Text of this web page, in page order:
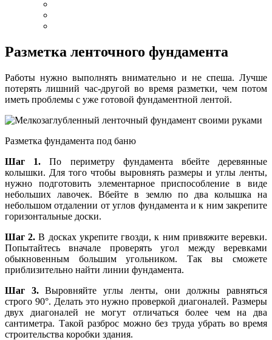
Разметка ленточного фундамента
Работы нужно выполнять внимательно и не спеша. Лучше
потерять лишний час-другой во время разметки, чем потом
иметь проблемы с уже готовой фундаментной лентой.
Разметка фундамента под баню
Шаг 1. По периметру фундамента вбейте деревянные
колышки. Для того чтобы выровнять размеры и углы ленты,
нужно подготовить элементарное приспособление в виде
небольших лавочек. Вбейте в землю по два колышка на
небольшом отдалении от углов фундамента и к ним закрепите
горизонтальные доски.
Шаг 2. В досках укрепите гвозди, к ним привяжите веревки.
Попытайтесь вначале проверять угол между веревками
обыкновенным большим угольником. Так вы сможете
приблизительно найти линии фундамента.
Шаг 3.Выровняйте углы ленты, они должны равняться
строго 90°. Делать это нужно проверкой диагоналей. Размеры
двух диагоналей не могут отличаться более чем на два
сантиметра. Такой разброс можно без труда убрать во время
строительства коробки здания.